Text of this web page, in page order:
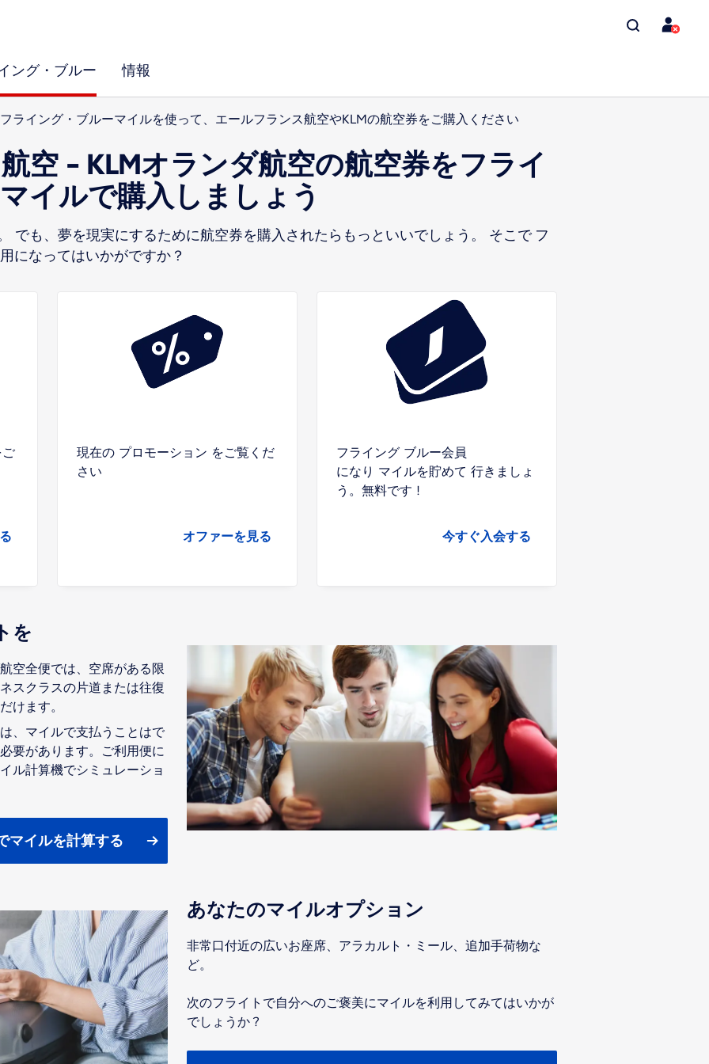
ング・ブルー 情報
フライング・ブルーマイルを使って、エールフランス航空やKLMの航空券をご購入ください
空 - KLMオランダ航空の航空券をフライ
イルで購入しましょう
でも、夢を現実にするために航空券を購入されたらもっといいでしょう。 そこで フ
になってはいかがですか？
現在の プロモーション をご覧くだ
さい
オファーを見る
フライング ブルー会員
になり マイルを貯めて 行きましょ
う。無料です !
今すぐ入会する
を
空全便では、空席がある限
スクラスの片道または往復
けます。
、マイルで支払うことはで
要があります。ご利用便に
ル計算機でシミュレーショ
マイルを計算する
あなたのマイルオプション
非常口付近の広いお座席、アラカルト・ミール、追加手荷物な
ど。
次のフライトで自分へのご褒美にマイルを利用してみてはいかが
でしょうか ?